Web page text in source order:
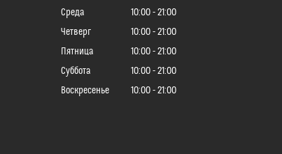
Среда
10:00
21:00
Четверг
10:00
21:00
Пятница
10:00
21:00
Суббота
10:00
21:00
Воскресенье
10:00 21:00